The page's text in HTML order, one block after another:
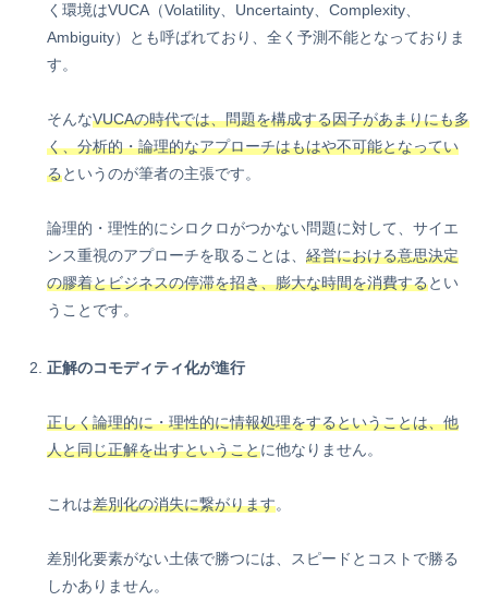
く環境はVUCA（Volatility、Uncertainty、Complexity、
Ambiguity）とも呼ばれており、全く予測不能となっておりま
す。
そんなVUCAの時代では、問題を構成する因子があまりにも多
く、分析的・論理的なアプローチはもはや不可能となってい
るというのが筆者の主張です。
論理的・理性的にシロクロがつかない問題に対して、サイエ
ンス重視のアプローチを取ることは、 経営における意思決定
の膠着とビジネスの停滞を招き、膨大な時間を消費するとい
うことです。
正解のコモディティ化が進行
正しく論理的に・理性的に情報処理をするということは、他
人と同じ正解を出すということに他なりません。
これは差別化の消失に繋がります。
差別化要素がない土俵で勝つには、スピードとコストで勝る
しかありません。